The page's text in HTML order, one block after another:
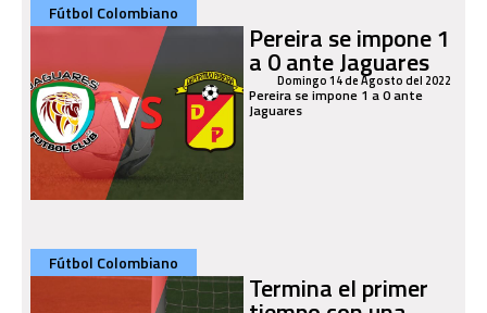
Fútbol Colombiano
Pereira se impone 1
a 0 ante Jaguares
Domingo 14 de Agosto del 2022
Pereira se impone 1 a 0 ante
Jaguares
Fútbol Colombiano
Termina el primer